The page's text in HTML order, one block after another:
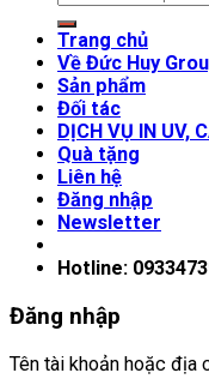
Trang chủ
Về Đức Huy
Sản phẩm
Đối tác
DỊCH VỤ IN UV,
Quà tặng
Liên hệ
Đăng nhập
Newsletter
Hotline:
Đăng nhập
Tên tài khoản hoặc địa